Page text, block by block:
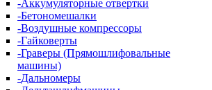
-Аккумуляторные отвертки
-Бетономешалки
-Воздушные компрессоры
-Гайковерты
-Граверы (Прямошлифовальные
машины)
-Дальномеры